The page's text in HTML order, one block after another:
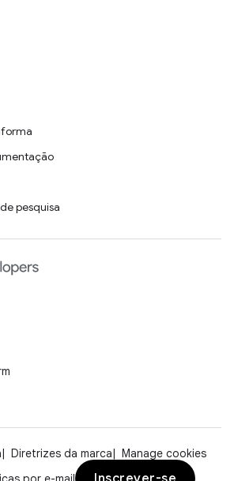
pesquisa
Diretrizes da marca
Manage cookies